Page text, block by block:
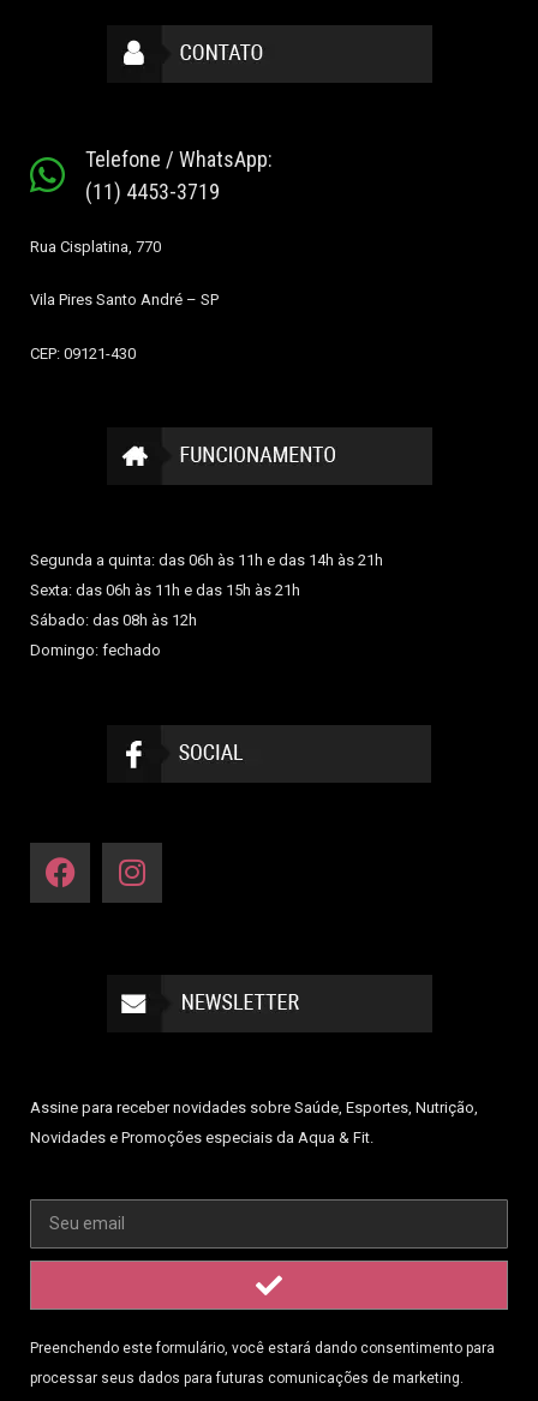
Telefone / WhatsApp:
(11) 4453-3719
Rua Cisplatina, 770
Vila Pires Santo André – SP
CEP: 09121-430
Segunda a quinta: das 06h às 11h e das 14h às 21h
Sexta: das 06h às 11h e das 15h às 21h
Sábado: das 08h às 12h
Domingo: fechado
Assine para receber novidades sobre Saúde, Esportes, Nutrição,
Novidades e Promoções especiais da Aqua & Fit.
Preenchendo este formulário, você estará dando consentimento para
processar seus dados para futuras comunicações de marketing.